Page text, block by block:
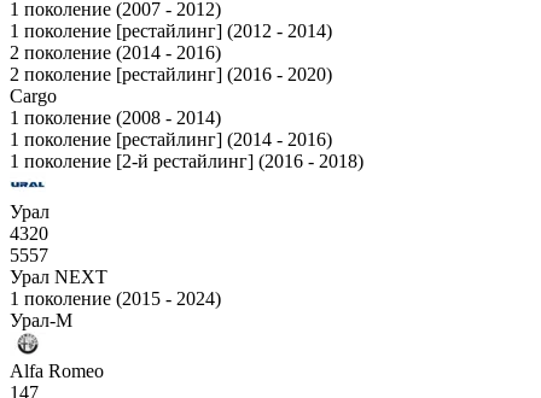
1 поколение (2007 - 2012)
1 поколение [рестайлинг] (2012 - 2014)
2 поколение (2014 - 2016)
2 поколение [рестайлинг] (2016 - 2020)
Cargo
1 поколение (2008 - 2014)
1 поколение [рестайлинг] (2014 - 2016)
1 поколение [2-й рестайлинг] (2016 - 2018)
Урал
4320
5557
Урал NEXT
1 поколение (2015 - 2024)
Урал-М
Alfa Romeo
147